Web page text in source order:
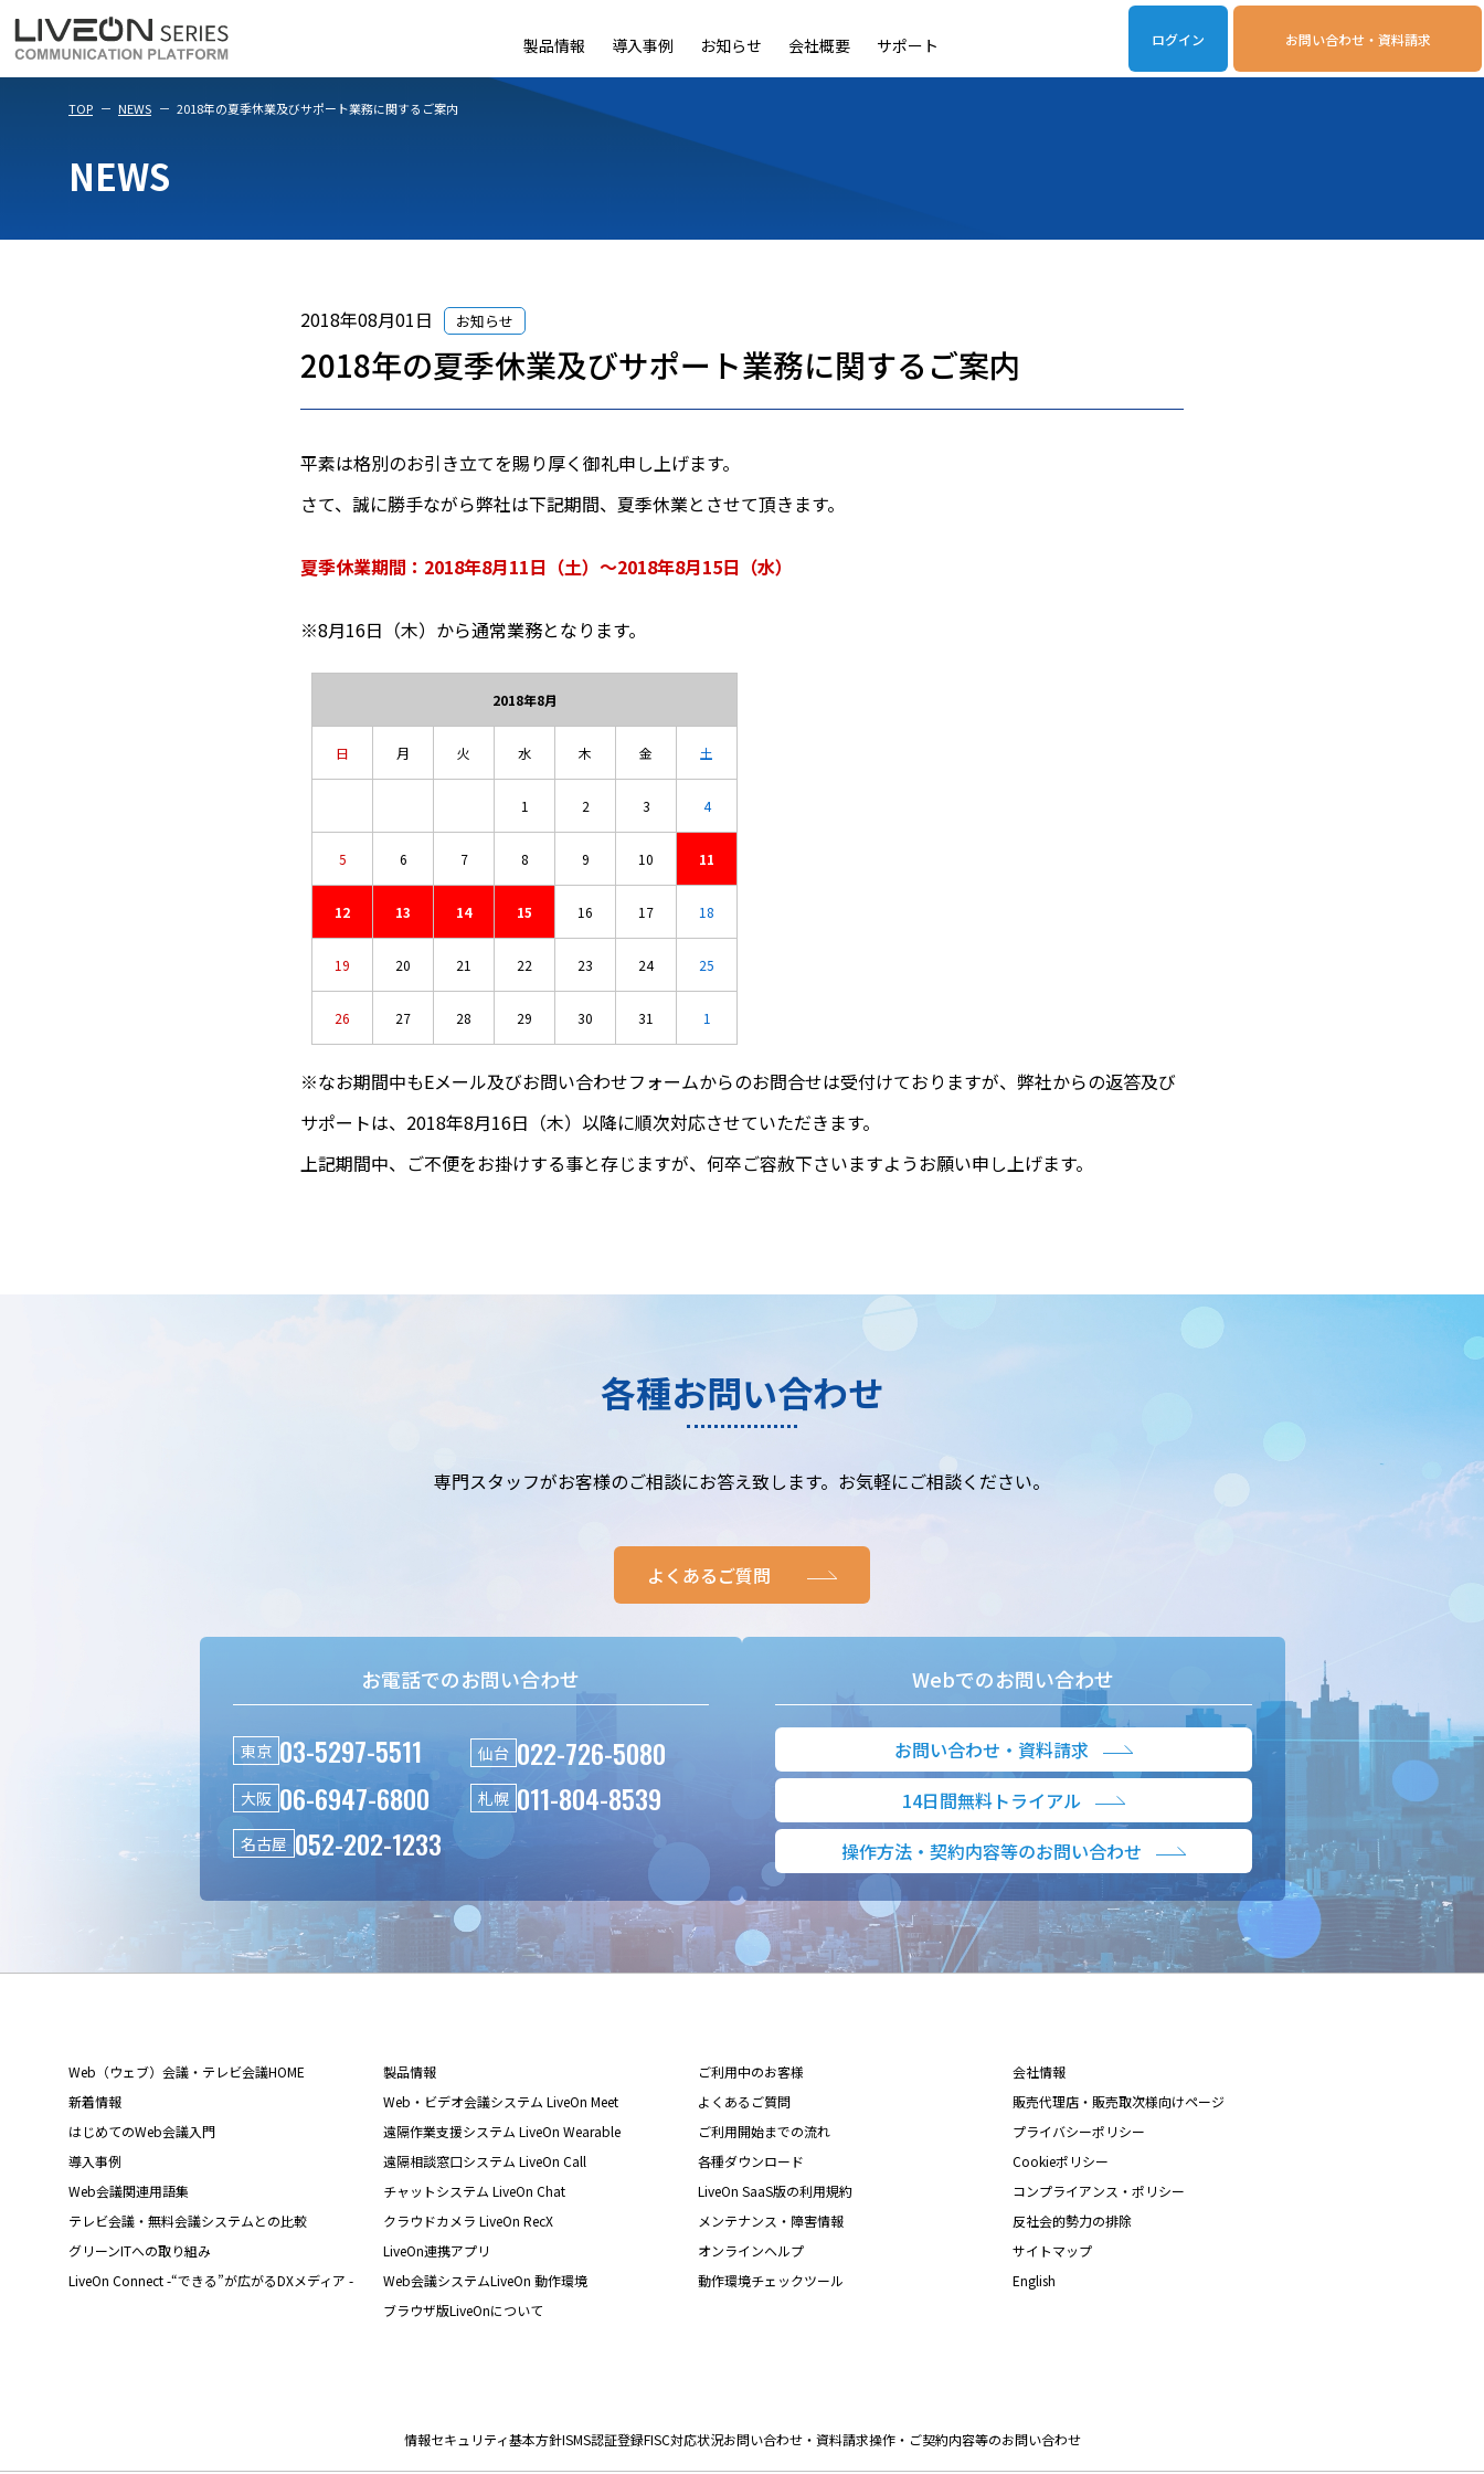
ログイン お問い合わせ・資料請求
製品情報
LiveOn MeetLiveOn Wearable LiveOn Nano
導入事例 お知らせ 会社概要 サポート
TOP NEWS 2018年の夏季休業及びサポート業務に関するご案内
NEWS
2018年08月01日 お知らせ
2018年の夏季休業及びサポート業務に関するご案内
平素は格別のお引き立てを賜り厚く御礼申し上げます。
さて、誠に勝手ながら弊社は下記期間、夏季休業とさせて頂きます。
夏季休業期間：2018年8月11日（土）～2018年8月15日（水）
※8月16日（木）から通常業務となります。
2018年8月
日 月 火 水 木 金 土
1 2 3 4
5 6 7 8 9 10 11
12 13 14 15 16 17 18
19 20 21 22 23 24 25
26 27 28 29 30 31 1
※なお期間中もEメール及びお問い合わせフォームからのお問合せは受付けておりますが、弊社からの返答及び
サポートは、2018年8月16日（木）以降に順次対応させていただきます。
上記期間中、ご不便をお掛けする事と存じますが、何卒ご容赦下さいますようお願い申し上げます。
各種お問い合わせ
専門スタッフがお客様のご相談にお答え致します。お気軽にご相談ください。
よくあるご質問
お電話でのお問い合わせ
東京 03-5297-5511 仙台 022-726-5080
大阪 06-6947-6800 札幌 011-804-8539
名古屋 052-202-1233
Webでのお問い合わせ
お問い合わせ・資料請求
14日間無料トライアル
操作方法・契約内容等のお問い合わせ
Web（ウェブ）会議・テレビ会議HOME
新着情報
はじめてのWeb会議入門
導入事例
Web会議関連用語集
テレビ会議・無料会議システムとの比較
グリーンITへの取り組み
LiveOn Connect -“できる”が広がるDXメディア -
製品情報
Web・ビデオ会議システム LiveOn Meet
遠隔作業支援システム LiveOn Wearable
遠隔相談窓口システム LiveOn Call
チャットシステム LiveOn Chat
クラウドカメラ LiveOn RecX
LiveOn連携アプリ
Web会議システムLiveOn 動作環境
ブラウザ版LiveOnについて
ご利用中のお客様
よくあるご質問
ご利用開始までの流れ
各種ダウンロード
LiveOn SaaS版の利用規約
メンテナンス・障害情報
オンラインヘルプ
動作環境チェックツール
会社情報
販売代理店・販売取次様向けページ
プライバシーポリシー
Cookieポリシー
コンプライアンス・ポリシー
反社会的勢力の排除
サイトマップ
English
情報セキュリティ基本方針ISMS認証登録FISC対応状況お問い合わせ・資料請求操作・ご契約内容等のお問い合わせ